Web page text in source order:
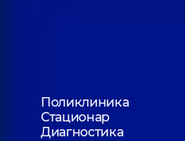
Поликлиника
Поликлиника
Стационар
Диагностика